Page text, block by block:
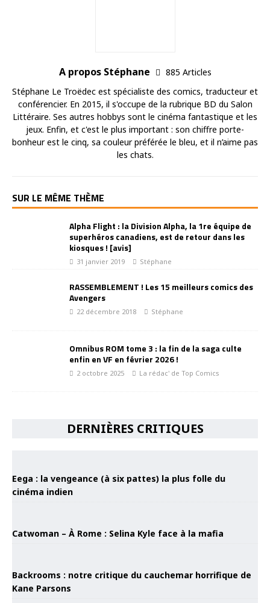
A propos Stéphane
885 Articles
Stéphane Le Troëdec est spécialiste des comics, traducteur et
conférencier. En 2015, il s'occupe de la rubrique BD du Salon
Littéraire. Ses autres hobbys sont le cinéma fantastique et les
jeux. Enfin, et c'est le plus important : son chiffre porte-
bonheur est le cinq, sa couleur préférée le bleu, et il n’aime pas
les chats.
SUR LE MÊME THÈME
Alpha Flight : la Division Alpha, la 1re équipe de
superhéros canadiens, est de retour dans les
kiosques ! [avis]
31 janvier 2019 Stéphane
RASSEMBLEMENT ! Les 15 meilleurs comics des
Avengers
22 décembre 2018 Stéphane
Omnibus ROM tome 3 : la fin de la saga culte
enfin en VF en février 2026 !
2 octobre 2025 La rédac' de Top Comics
DERNIÈRES CRITIQUES
Eega : la vengeance (à six pattes) la plus folle du
cinéma indien
Catwoman – À Rome : Selina Kyle face à la mafia
Backrooms : notre critique du cauchemar horrifique de
Kane Parsons